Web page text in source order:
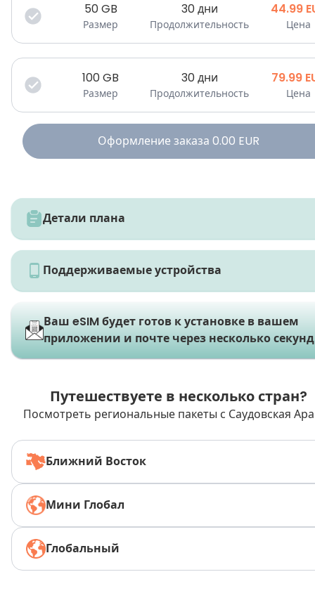
50GB
Размер
30 дни
Продолжительность
44.99
Цена
100GB
Размер
30 дни
Продолжительность
79.99
Цена
Оформление заказа 0.00 EUR
Детали плана
Поддерживаемые устройства
Ваш eSIM будет готов к установке в вашем
приложении и почте через несколько
Путешествуете в несколько стран?
Посмотреть региональные пакеты с Саудовская
Ближний Восток
Мини Глобал
Глобальный